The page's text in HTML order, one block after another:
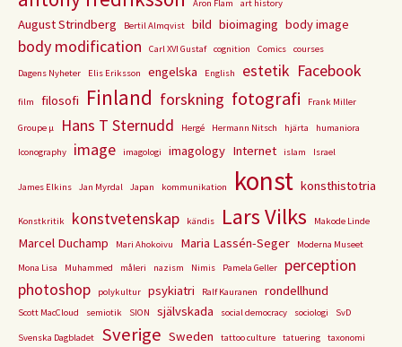
Aron Flam art history
August Strindberg Bertil Almqvist bild bioimaging body image
body modification Carl XVI Gustaf cognition Comics courses
Dagens Nyheter Elis Eriksson engelska English estetik Facebook
film filosofi Finland forskning fotografi Frank Miller
Groupe µ Hans T Sternudd Hergé Hermann Nitsch hjärta humaniora
Iconography image imagologi imagology Internet islam Israel
James Elkins Jan Myrdal Japan kommunikation konst konsthistotria
Konstkritik konstvetenskap kändis Lars Vilks Makode Linde
Marcel Duchamp Mari Ahokoivu Maria Lassén-Seger
Moderna Museet
Mona Lisa
Muhammed måleri nazism Nimis Pamela Geller
perception
photoshop
polykultur psykiatri Ralf Kauranen rondellhund
Scott MacCloud semiotik SION självskada social democracy sociologi SvD
Svenska Dagbladet Sverige Sweden tattoo culture tatuering taxonomi